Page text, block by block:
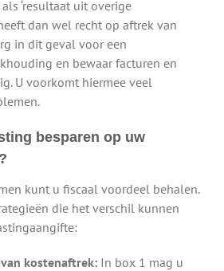
‘resultaat uit overige
dan wel recht op aftrek van
in dit geval voor een
en bewaar facturen en
U voorkomt hiermee veel
besparen op uw
kunt u fiscaal voordeel behalen.
die het verschil kunnen
kostenaftrek: In box 1 mag u